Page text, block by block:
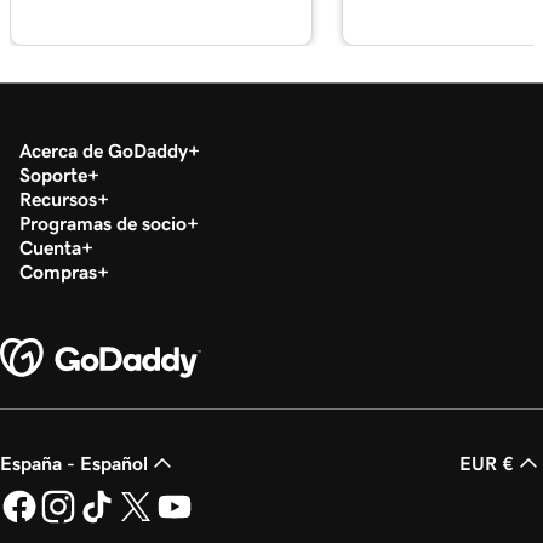
Lección 18 (de 20)
Lección 19 (de 20)
Descargar mi formulario 1099-K en el Centro
de impuestos
Lección 20 (de 20)
Acerca de GoDaddy
Soporte
Recursos
Programas de socio
Cuenta
Compras
España - Español EUR €